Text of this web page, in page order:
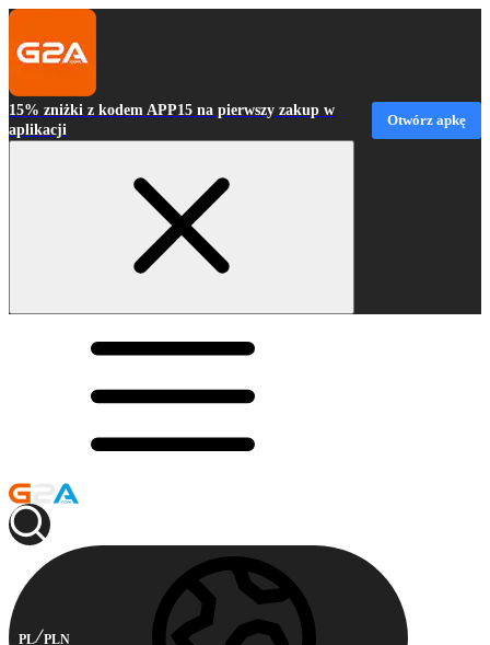
15% zniżki z kodem APP15 na pierwszy zakup w
aplikacji
Otwórz apkę
PL PLN